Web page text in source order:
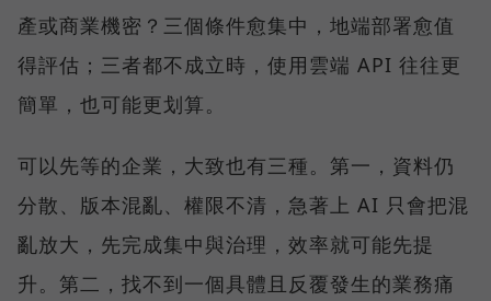
產或商業機密？三個條件愈集中，地端部署愈值
得評估；三者都不成立時，使用雲端 API 往往更
簡單，也可能更划算。
可以先等的企業，大致也有三種。第一，資料仍
分散、版本混亂、權限不清，急著上 AI 只會把混
亂放大，先完成集中與治理，效率就可能先提
升。第二，找不到一個具體且反覆發生的業務痛